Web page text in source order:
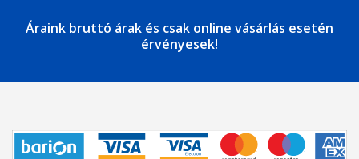
Áraink bruttó árak és csak online vásárlás esetén
érvényesek!